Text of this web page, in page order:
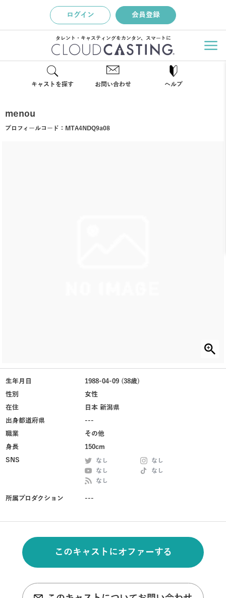
ログイン 会員登録
タレント・キャスティングをカンタン、スマートに
キャストを探す お問い合わせ ヘルプ
menou
プロフィールコード： MTA4NDQ9a08
生年月日
1988-04-09 (38歳)
性別
女性
在住
日本 新潟県
出身都道府県
---
職業
その他
身長
150cm
SNS
なし
なし
なし
なし
なし
所属プロダクション ---
このキャストにオファーする